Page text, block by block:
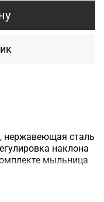
нержавеющая сталь
наклона
мыльница